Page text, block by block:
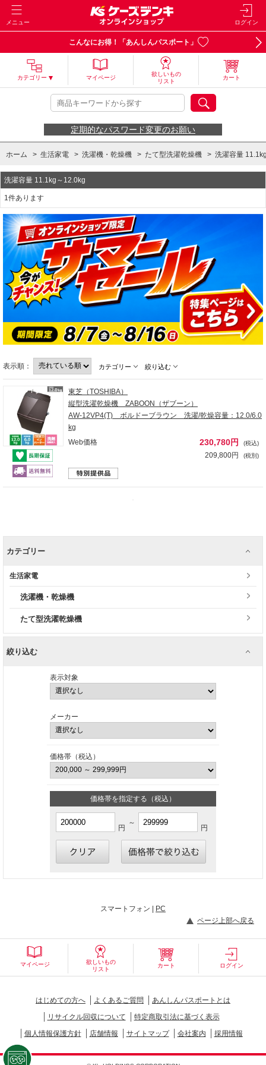
メニュー ログイン
こんなにお得！「あんしんパスポート」
カテゴリー マイページ
欲しいもの
リスト
カート
定期的なパスワード変更のお願い
ホーム > 生活家電 > 洗濯機・乾燥機 > たて型洗濯乾燥機 > 洗濯容量
洗濯容量 11.1kg～12.0kg
1件あります
表示順： カテゴリー 絞り込む
東芝（TOSHIBA）
縦型洗濯乾燥機 ZABOON（ザブーン）
AW-12VP4(T) ボルドーブラウン 洗濯/乾燥容量：12.0/6.0
kg
Web価格
230,780円 (税込)
209,800円 (税別)
カテゴリー
生活家電
洗濯機・乾燥機
たて型洗濯乾燥機
絞り込む
表示対象
メーカー
価格帯（税込）
価格帯を指定する（税込）
円
～
円
スマートフォン | PC
ページ上部へ戻る
マイページ
欲しいもの
リスト
カート ログイン
はじめての方へ よくあるご質問
あんしんパスポートとは
リサイクル回収について
特定商取引法に基づく表示
個人情報保護方針
店舗情報 サイトマップ 会社案内 採用情報